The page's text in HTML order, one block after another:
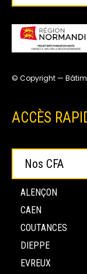
© Copyright —
ACCÈS
Nos CFA
ALENÇON
CAEN
COUTANCES
DIEPPE
EVREUX